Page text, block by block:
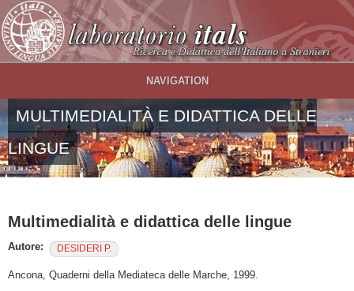
Salta al contenuto principale
NAVIGATION
MULTIMEDIALITÀ E DIDATTICA DELLE
LINGUE
Multimedialità e didattica delle lingue
Autore: DESIDERI P.
Ancona, Quaderni della Mediateca delle Marche, 1999.